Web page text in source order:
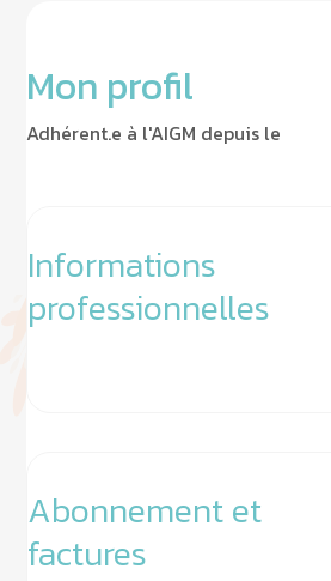
Mon profil
Adhérent.e à l'AIGM depuis le
Informations
professionnelles
Abonnement et
factures